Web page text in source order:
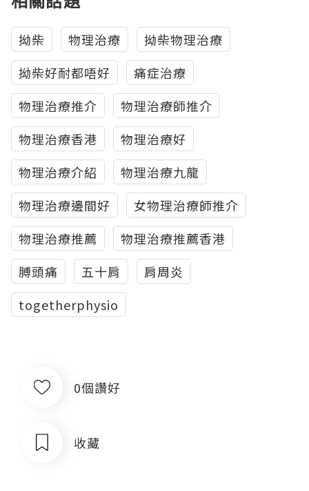
拗柴 物理治療
拗柴物理治療
拗柴好耐都唔好
痛症治療
物理治療推介
物理治療師推介
物理治療香港
物理治療好
物理治療介紹
物理治療九龍
物理治療邊間好
女物理治療師推介
物理治療推薦
物理治療推薦香港
膊頭痛
五十肩
肩周炎
togetherphysio
0個讚好
收藏